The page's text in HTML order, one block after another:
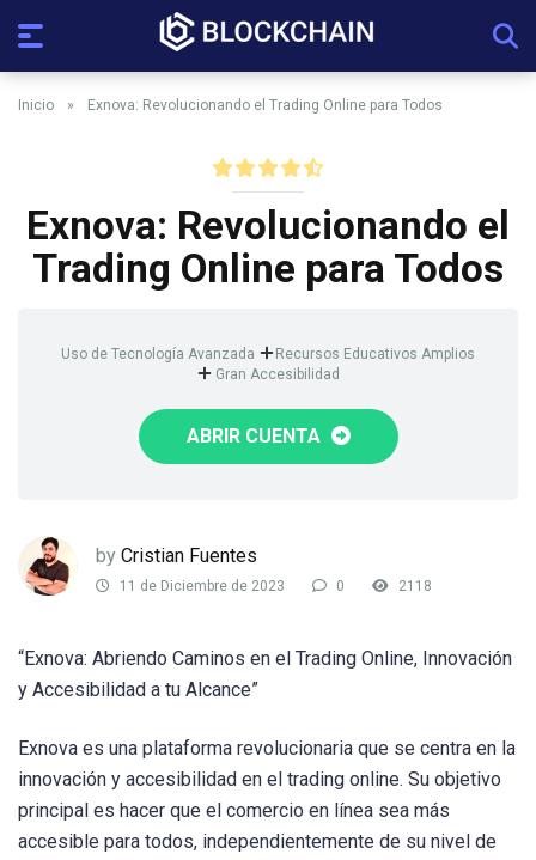
Inicio » Exnova: Revolucionando el Trading Online para Todos
Exnova: Revolucionando el
Trading Online para Todos
Uso de Tecnología Avanzada
Recursos Educativos Amplios
Gran Accesibilidad
ABRIR CUENTA
by Cristian Fuentes
11 de Diciembre de 2023 0 2118
“Exnova: Abriendo Caminos en el Trading Online, Innovación
y Accesibilidad a tu Alcance”
Exnova es una plataforma revolucionaria que se centra en la
innovación y accesibilidad en el trading online. Su objetivo
principal es hacer que el comercio en línea sea más
accesible para todos, independientemente de su nivel de